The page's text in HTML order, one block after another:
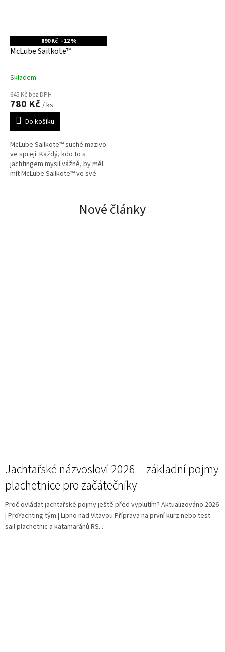
890 Kč –12 %
McLube Sailkote™
Skladem
645 Kč bez DPH
780 Kč / ks
Do košíku
McLube Sailkote™ suché mazivo
ve spreji. Každý, kdo to s
jachtingem myslí vážně, by měl
mít McLube Sailkote™ ve své
Nové články
Jachtařské názvosloví 2026 – základní pojmy
plachetnice pro začátečníky
Proč ovládat jachtařské pojmy ještě před vyplutím? Aktualizováno 2026
| ProYachting tým | Lipno nad Vltavou Příprava na první kurz nebo test
sail plachetnic a katamaránů RS...